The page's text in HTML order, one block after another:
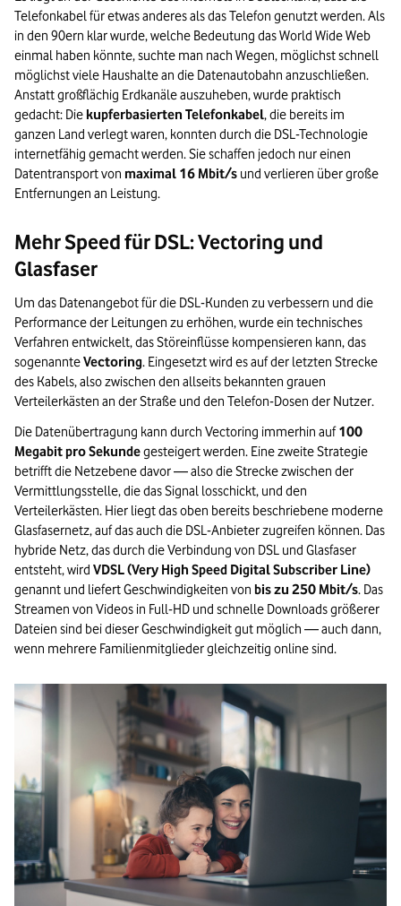
Telefonkabel für etwas anderes als das Telefon genutzt werden. Als
in den 90ern klar wurde, welche Bedeutung das World Wide Web
einmal haben könnte, suchte man nach Wegen, möglichst schnell
möglichst viele Haushalte an die Datenautobahn anzuschließen.
Anstatt großflächig Erdkanäle auszuheben, wurde praktisch
gedacht: Die kupferbasierten Telefonkabel, die bereits im
ganzen Land verlegt waren, konnten durch die DSL-Technologie
internetfähig gemacht werden. Sie schaffen jedoch nur einen
Datentransport von maximal 16 Mbit/s und verlieren über große
Entfernungen an Leistung.
Mehr Speed für DSL: Vectoring und
Glasfaser
Um das Datenangebot für die DSL-Kunden zu verbessern und die
Performance der Leitungen zu erhöhen, wurde ein technisches
Verfahren entwickelt, das Störeinflüsse kompensieren kann, das
sogenannteVectoring. Eingesetzt wird es auf der letzten Strecke
des Kabels, also zwischen den allseits bekannten grauen
Verteilerkästen an der Straße und den Telefon-Dosen der Nutzer.
Die Datenübertragung kann durch Vectoring immerhin auf100
Megabit pro Sekundegesteigert werden. Eine zweite Strategie
betrifft die Netzebene davor — also die Strecke zwischen der
Vermittlungsstelle, die das Signal losschickt, und den
Verteilerkästen. Hier liegt das oben bereits beschriebene moderne
Glasfasernetz, auf das auch die DSL-Anbieter zugreifen können. Das
hybride Netz, das durch die Verbindung von DSL und Glasfaser
entsteht, wird VDSL (Very High Speed Digital Subscriber Line)
genannt und liefert Geschwindigkeiten von bis zu 250 Mbit/s. Das
Streamen von Videos in Full-HD und schnelle Downloads größerer
Dateien sind bei dieser Geschwindigkeit gut möglich — auch dann,
wenn mehrere Familienmitglieder gleichzeitig online sind.